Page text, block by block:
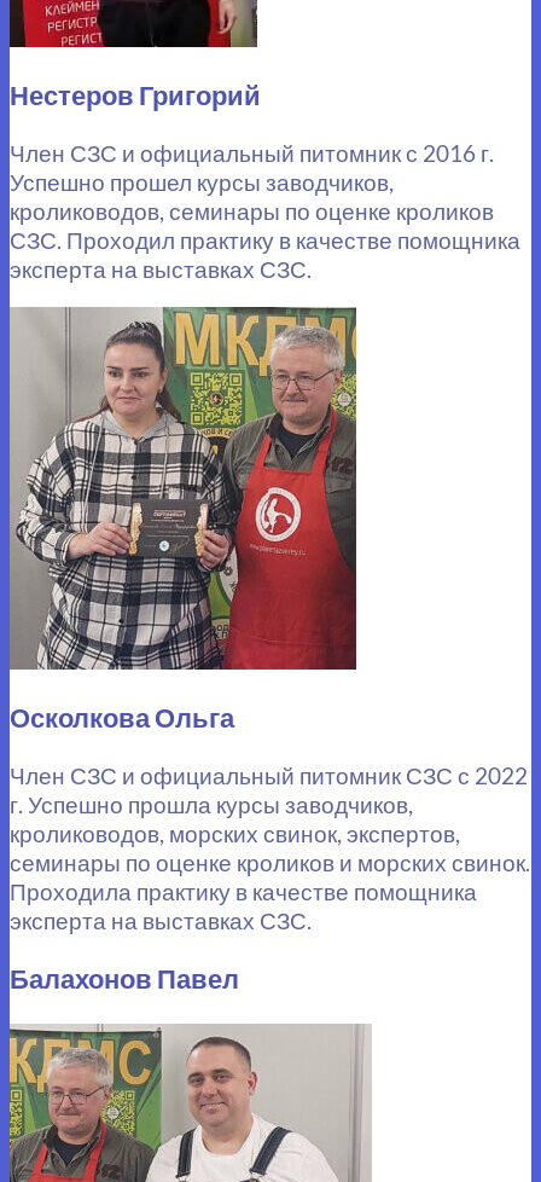
Нестеров Григорий
Член СЗС и официальный питомник с 2016 г.
Успешно прошел курсы заводчиков,
кролиководов, семинары по оценке кроликов
СЗС. Проходил практику в качестве помощника
эксперта на выставках СЗС.
Осколкова Ольга
Член СЗС и официальный питомник СЗС с 2022
г. Успешно прошла курсы заводчиков,
кролиководов, морских свинок, экспертов,
семинары по оценке кроликов и морских свинок.
Проходила практику в качестве помощника
эксперта на выставках СЗС.
Балахонов Павел